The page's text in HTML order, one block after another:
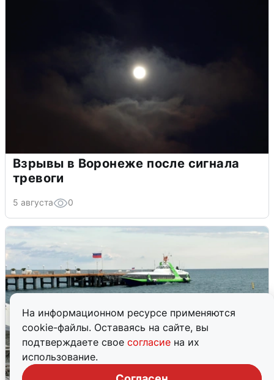
На информационном ресурсе применяются
cookie-файлы. Оставаясь на сайте, вы
подтверждаете свое согласие на их
использование.
Взрывы в Воронеже после сигнала
тревоги
5 августа 0